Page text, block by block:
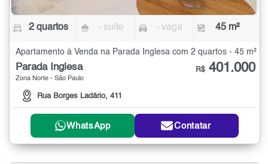
2 quartos - suíte - vaga 45 m²
Apartamento à Venda na Parada Inglesa com 2 quartos - 45 m²
Parada Inglesa
Zona Norte - São Paulo
Rua Borges Ladário, 411
R$ 401.000
WhatsApp Contatar